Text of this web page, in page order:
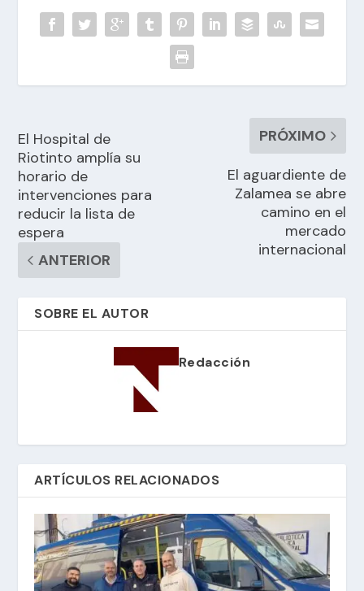
El Hospital de
Riotinto amplía su
horario de
intervenciones para
reducir la lista de
espera
ANTERIOR
PRÓXIMO
El aguardiente de
Zalamea se abre
camino en el
mercado
internacional
SOBRE EL AUTOR
Redacción
ARTÍCULOS RELACIONADOS